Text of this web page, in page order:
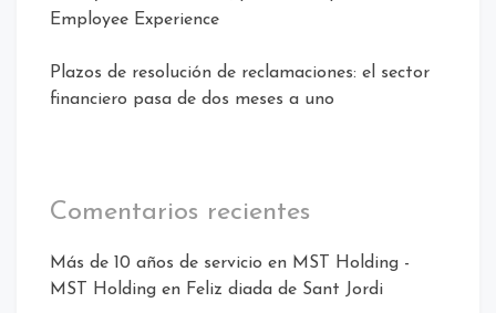
Employee Experience
Plazos de resolución de reclamaciones: el sector
financiero pasa de dos meses a uno
Comentarios recientes
Más de 10 años de servicio en MST Holding -
MST Holding en Feliz diada de Sant Jordi